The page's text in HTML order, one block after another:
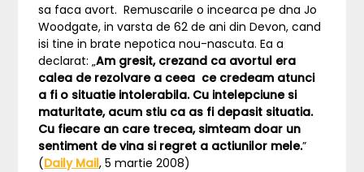
sa faca avort. Remuscarile o incearca pe dna Jo
Woodgate, in varsta de 62 de ani din Devon, cand
isi tine in brate nepotica nou-nascuta. Ea a
declarat: „Am gresit, crezand ca avortul era
calea de rezolvare a ceea ce credeam atunci
a fi o situatie intolerabila. Cu intelepciune si
maturitate, acum stiu ca as fi depasit situatia.
Cu fiecare an care trecea, simteam doar un
sentiment de vina si regret a actiunilor mele.”
(Daily Mail, 5 martie 2008)